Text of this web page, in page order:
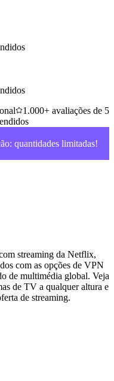
1.000+ avaliações de 5
quantidades limitadas!
streaming da Netflix,
com as opções de VPN
de multimédia global. Veja
de TV a qualquer altura e
de streaming.